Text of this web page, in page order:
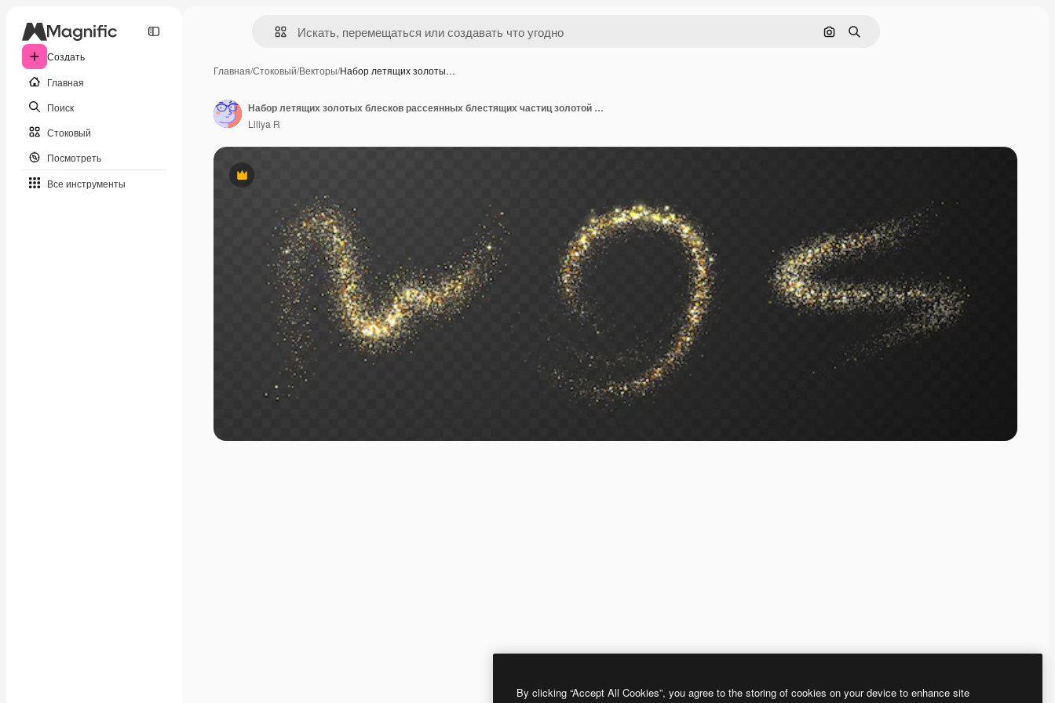
Создать
Главная
Поиск
Стоковый
Посмотреть
Все инструменты
Поиск по изображению
Поиск
Главная/Стоковый/Векторы/Набор летящих золоты…
Премиум
Набор летящих золотых блесков рассеянных блестящих частиц золотой блеск брызги мерцающей звездной пыли взрыв изолированный на темном фоне праздничные украшения
Liliya R
By clicking “Accept All Cookies”, you agree to the storing of cookies on your device to enhance site